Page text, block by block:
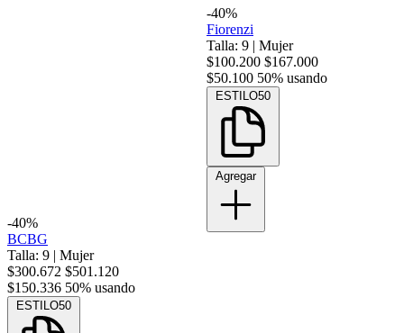
-40%
BCBG
Talla: 9 | Mujer
$300.672 $501.120
$150.336 50% usando
ESTILO50
-40%
Fiorenzi
Talla: 9 | Mujer
$100.200 $167.000
$50.100 50% usando
ESTILO50
Agregar